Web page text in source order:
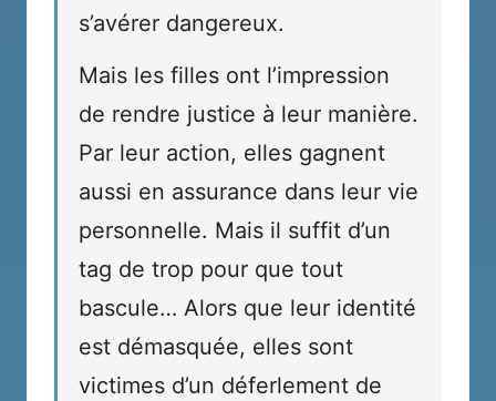
s’avérer dangereux.
Mais les filles ont l’impression
de rendre justice à leur manière.
Par leur action, elles gagnent
aussi en assurance dans leur vie
personnelle. Mais il suffit d’un
tag de trop pour que tout
bascule… Alors que leur identité
est démasquée, elles sont
victimes d’un déferlement de